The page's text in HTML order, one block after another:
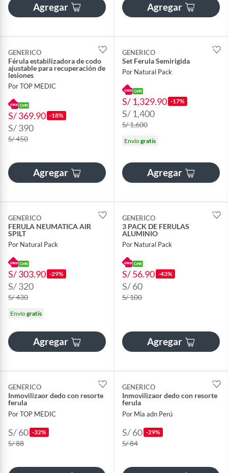
Agregar Agregar
GENERICO
Férula estabilizadora de codo
ajustable para recuperación de
lesiones
Por TOP MEDIC
S/ 369.90 -18%
S/ 390
S/ 450
Agregar
GENERICO
Set Ferula Semirigida
Por Natural Pack
S/ 1,329.90 -17%
S/ 1,400
S/ 1,600
Envíogratis
Agregar
GENERICO
FERULA NEUMATICA AIR
SPILT
Por Natural Pack
S/ 303.90 -29%
S/ 320
S/ 430
Envíogratis
Agregar
GENERICO
3 PACK DE FERULAS
ALUMINIO
Por Natural Pack
S/ 56.90 -43%
S/ 60
S/ 100
Agregar
GENERICO
Inmovilizaor dedo con resorte
ferula
Por TOP MEDIC
S/ 60 -32%
S/ 88
GENERICO
Inmovilizaor dedo con resorte
ferula
Por Mia adn Perú
S/ 60 -29%
S/ 84